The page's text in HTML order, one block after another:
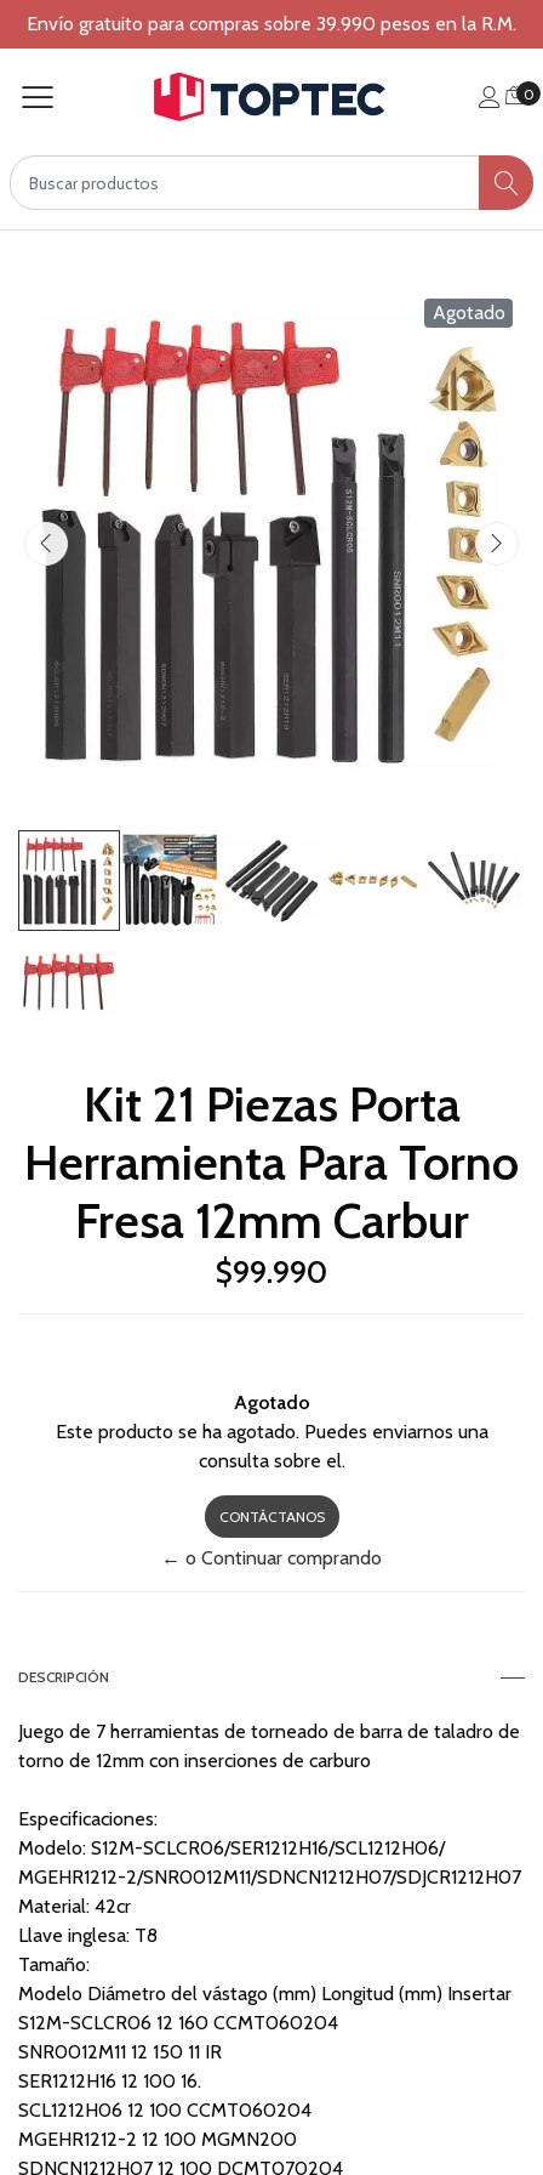
Envío gratuito para compras sobre 39.990 pesos en la R.M.
0
Agotado
Kit 21 Piezas Porta
Herramienta Para Torno
Fresa 12mm Carbur
$99.990
Agotado
Este producto se ha agotado. Puedes enviarnos una
consulta sobre el.
CONTÁCTANOS
← o Continuar comprando
DESCRIPCIÓN
Juego de 7 herramientas de torneado de barra de taladro de
torno de 12mm con inserciones de carburo
Especificaciones:
Modelo: S12M-SCLCR06/SER1212H16/SCL1212H06/
MGEHR1212-2/SNR0012M11/SDNCN1212H07/SDJCR1212H07
Material: 42cr
Llave inglesa: T8
Tamaño:
Modelo Diámetro del vástago (mm) Longitud (mm) Insertar
S12M-SCLCR06 12 160 CCMT060204
SNR0012M11 12 150 11 IR
SER1212H16 12 100 16.
SCL1212H06 12 100 CCMT060204
MGEHR1212-2 12 100 MGMN200
SDNCN1212H07 12 100 DCMT070204